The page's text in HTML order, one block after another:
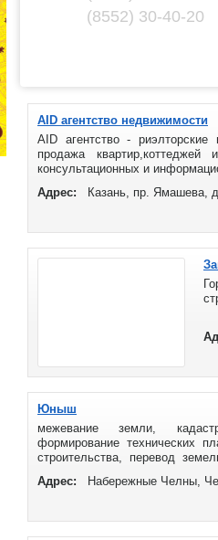
(8552) 30-40-20
AID агентство недвижимости
AID агентство -
продажа квартир,коттеджей
консультационных и
Адрес:
Казань, пр. Ямашева,
Юныш
межевание земли,
формирование технических
строительства, перевод
Адрес: Набережные Челны,